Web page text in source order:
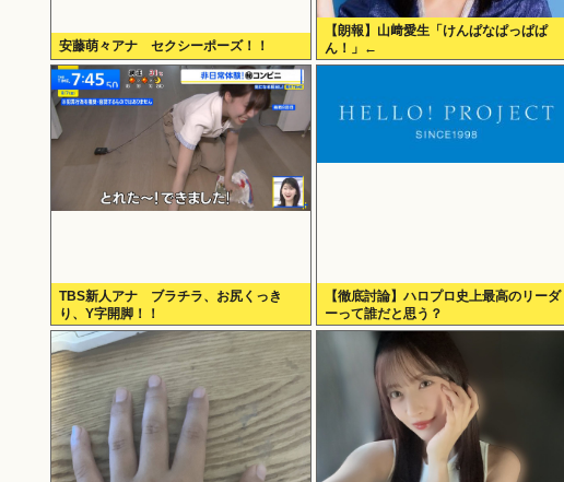
安藤萌々アナ セクシーポーズ！！
【朗報】山﨑愛生「けんぱなぱっぱぱ
ん！」←
TBS新人アナ ブラチラ、お尻くっき
り、Y字開脚！！
【徹底討論】ハロプロ史上最高のリーダ
ーって誰だと思う？